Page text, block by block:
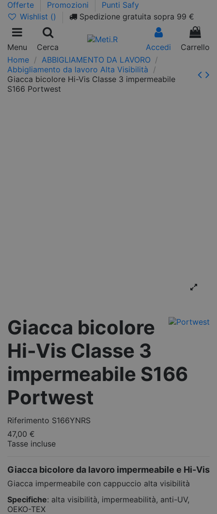
Offerte Promozioni
Punti Safy
Wishlist () Spedizione gratuita sopra 99 €
Menu Cerca Accedi
0
Carrello
Home
ABBIGLIAMENTO DA LAVORO
Abbigliamento da lavoro Alta Visibilità
Giacca bicolore Hi-Vis Classe 3 impermeabile
S166 Portwest
Giacca bicolore
Hi-Vis Classe 3
impermeabile S166
Portwest
Riferimento S166YNRS
47,00 €
Tasse incluse
Giacca bicolore da lavoro impermeabile e Hi-Vis
Giacca impermeabile con cappuccio alta visibilità
Specifiche: alta visibilità, impermeabilità, anti-UV,
OEKO-TEX